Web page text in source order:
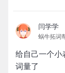
闫学学
蜗牛拓词
给自己一个小
词量了